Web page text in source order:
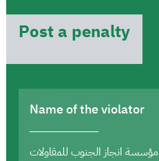
Post a penalty
Name of the violator
مؤسسة انجاز الجنوب للمقاولات